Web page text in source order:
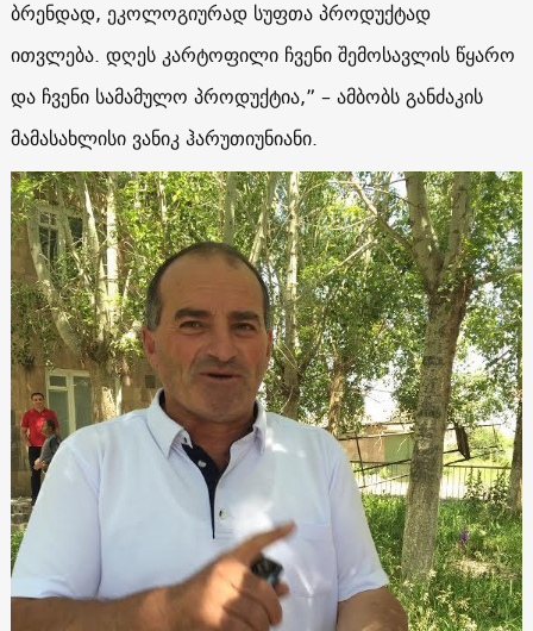
ბრენდად, ეკოლოგიურად სუფთა პროდუქტად
ითვლება. დღეს კარტოფილი ჩვენი შემოსავლის წყარო
და ჩვენი სამამულო პროდუქტია,” – ამბობს განძაკის
მამასახლისი ვანიკ ჰარუთიუნიანი.